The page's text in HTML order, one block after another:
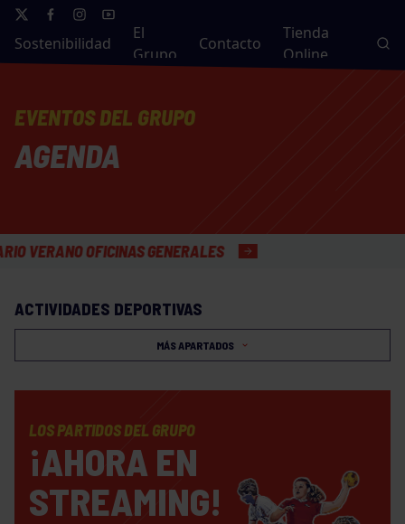
Sostenibilidad
El
Grupo
Contacto
Tienda
Online
EVENTOS DEL GRUPO
AGENDA
OFICINAS GENERALES
ACTIVIDADES DEPORTIVAS
MÁS APARTADOS
LOS PARTIDOS DEL GRUPO
¡AHORA EN
STREAMING!